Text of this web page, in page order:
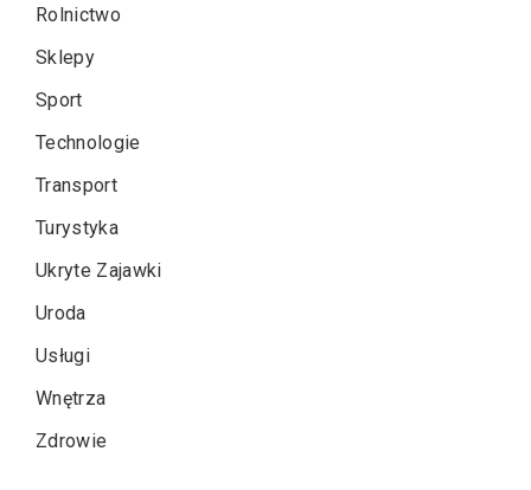
Rolnictwo
Sklepy
Sport
Technologie
Transport
Turystyka
Ukryte Zajawki
Uroda
Usługi
Wnętrza
Zdrowie